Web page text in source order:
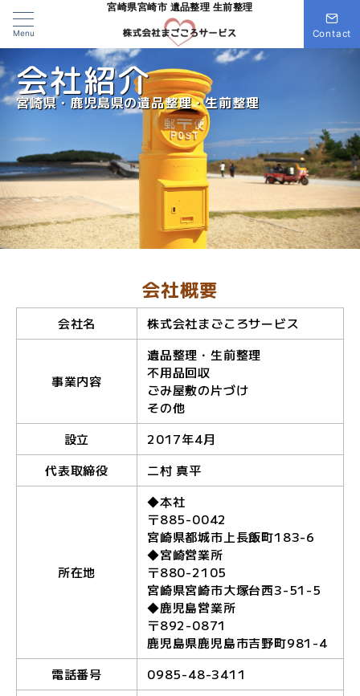
Menu
宮崎県宮崎市 遺品整理 生前整理
Contact
会社紹介
宮崎県・鹿児島県の遺品整理・生前整理
会社概要
会社名 株式会社まごころサービス
事業内容
遺品整理・生前整理
不用品回収
ごみ屋敷の片づけ
その他
設立
2017年4月
代表取締役
二村 真平
所在地
◆本社
〒885-0042
宮崎県都城市上長飯町183-6
◆宮崎営業所
〒880-2105
宮崎県宮崎市大塚台西3-51-5
◆鹿児島営業所
〒892-0871
鹿児島県鹿児島市吉野町981-4
電話番号
0985-48-3411